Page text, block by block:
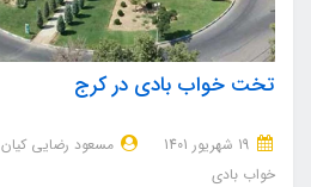
تخت خواب بادی در کرج
مسعود رضایی کیان
خواب بادی